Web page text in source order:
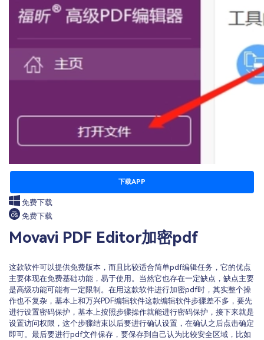
下载APP
免费下载
免费下载
Movavi PDF Editor加密pdf
这款软件可以提供免费版本，而且比较适合简单pdf编辑任务，它的优点
主要体现在免费基础功能，易于使用。当然它也存在一定缺点，缺点主要
是高级功能可能有一定限制。在用这款软件进行加密pdf时，其实整个操
作也不复杂，基本上和万兴PDF编辑软件这款编辑软件步骤差不多，要先
进行设置密码保护，基本上按照步骤操作就能进行密码保护，接下来就是
设置访问权限，这个步骤结束以后要进行确认设置，在确认之后点击确定
即可。最后要进行pdf文件保存，要保存到自己认为比较安全区域，比如